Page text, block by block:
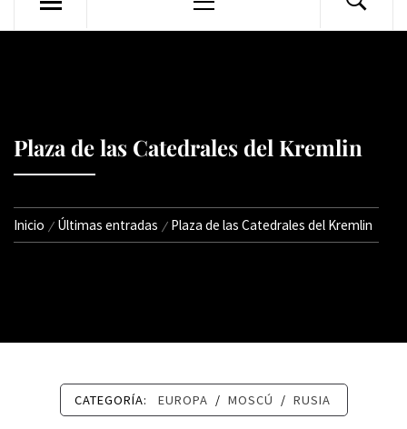
principal
Plaza de las Catedrales del Kremlin
Inicio Últimas entradas Plaza de las Catedrales del Kremlin
CATEGORÍA: EUROPA / MOSCÚ / RUSIA